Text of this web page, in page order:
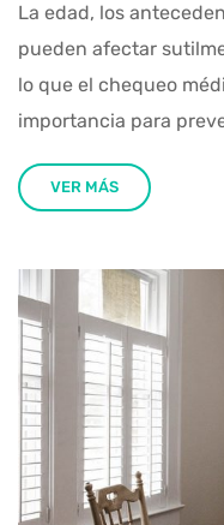
La edad, los
pueden afectar
lo que el chequeo
importancia para
VER MÁS